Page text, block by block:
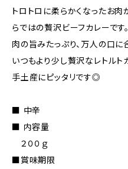
トロトロに柔らかくなったお
らではの贅沢ビーフカレーです。
肉の旨みたっぷり、万人の口に
いつもより少し贅沢なレトルト
手土産にピッタリです◎
■ 中辛
■ 内容量
２００ｇ
■賞味期限